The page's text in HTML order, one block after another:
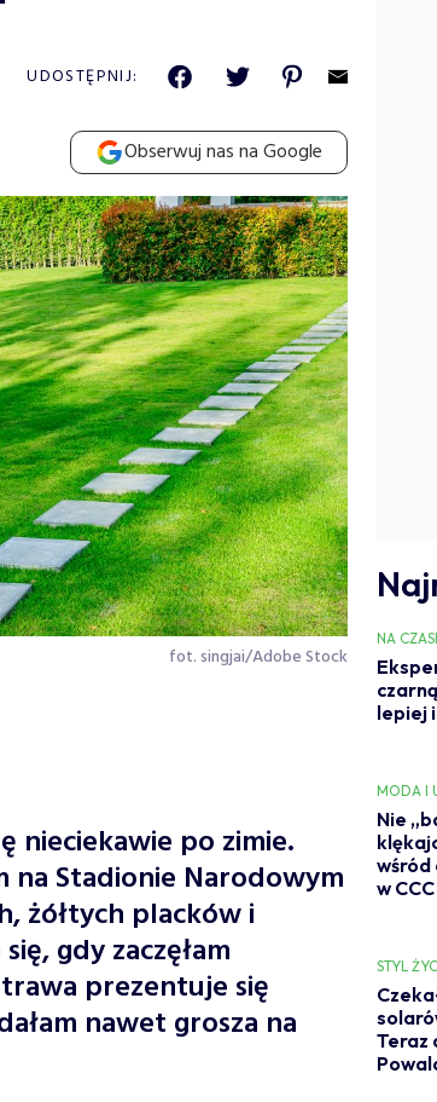
UDOSTĘPNIJ:
Obserwuj nas na Google
fot. singjai/Adobe Stock
nieciekawie po zimie.
na Stadionie Narodowym
żółtych placków i
gdy zaczęłam
prezentuje się
nawet grosza na
NA
lepiej
MODA I
Nie
w CCC
STYL
Teraz